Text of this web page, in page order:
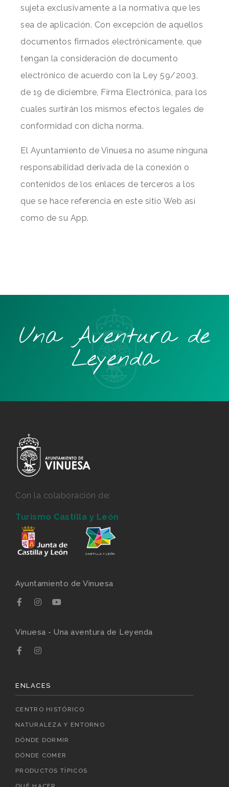
sujeta exclusivamente a la normativa que les
sea de aplicación. Con excepción de aquellos
documentos firmados electrónicamente, que
tengan la consideración de documento
electrónico de acuerdo con la Ley 59/2003,
de 19 de diciembre, Firma Electrónica, para los
cuales surtirán los mismos efectos legales de
conformidad con dicha norma.
El Ayuntamiento de Vinuesa no asume ninguna
responsabilidad derivada de la conexión o
contenidos de los enlaces de terceros a los
que se hace referencia en este sitio Web así
como de su App.
Una Aventura de
Leyenda
Con la colaboración de:
Turismo Castilla y León
Ayuntamiento de Vinuesa
Vinuesa - Una aventura de Leyenda
ENLACES
CENTRO HISTÓRICO
NATURALEZA Y ENTORNO
DÓNDE DORMIR
DÓNDE COMER
PRODUCTOS TÍPICOS